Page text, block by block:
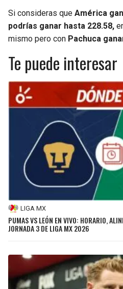
Si consideras que América
podrías ganar hasta 228.58,
mismo pero con Pachuca
Te puede interesar
LIGA MX
PUMAS VS LEÓN EN VIVO: HORARIO,
JORNADA 3 DE LIGA MX 2026